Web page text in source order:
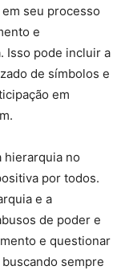
seu processo
e
Isso pode incluir a
de símbolos e
em
hierarquia no
por todos.
e a
de poder e
e questionar
sempre